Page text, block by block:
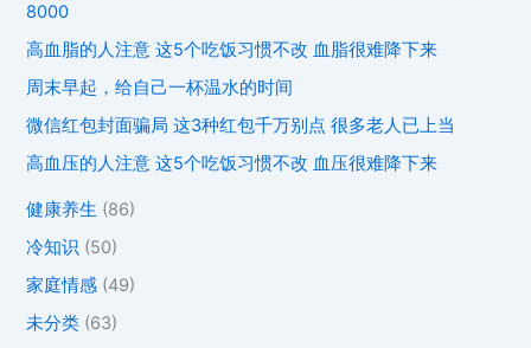
8000
高血脂的人注意 这5个吃饭习惯不改 血脂很难降下来
周末早起，给自己一杯温水的时间
微信红包封面骗局 这3种红包千万别点 很多老人已上当
高血压的人注意 这5个吃饭习惯不改 血压很难降下来
健康养生 (86)
冷知识 (50)
家庭情感 (49)
未分类 (63)